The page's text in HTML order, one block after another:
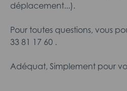
déplacement...).
Pour toutes questions, vous
33 81 17 60 .
Adéquat, Simplement pour